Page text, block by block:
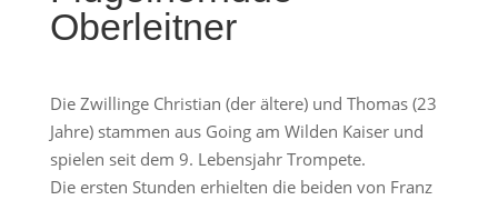
Oberleitner
Die Zwillinge Christian (der ältere) und Thomas (23
Jahre) stammen aus Going am Wilden Kaiser und
spielen seit dem 9. Lebensjahr Trompete.
Die ersten Stunden erhielten die beiden von Franz